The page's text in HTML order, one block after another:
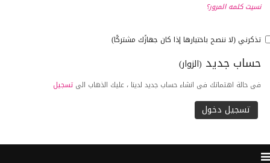
نسيت كلمه المرور؟
تذكرني (لا ننصح باختيارها إذا كان جهازًك مشتركًا)
حساب جديد (الزوار)
فى حالة اهتماتك فى انشاء حساب جديد لدينا ، عليك الذهاب الى تسجيل